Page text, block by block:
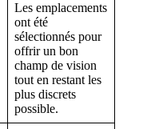
Les emplacements
ont été
sélectionnés pour
offrir un bon
champ de vision
tout en restant les
plus discrets
possible.